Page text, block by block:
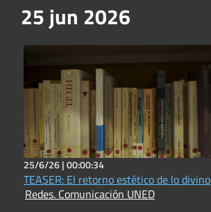
25 jun 2026
25/6/26 |00:00:34
TEASER: El retorno estético de lo divino
Redes. Comunicación UNED